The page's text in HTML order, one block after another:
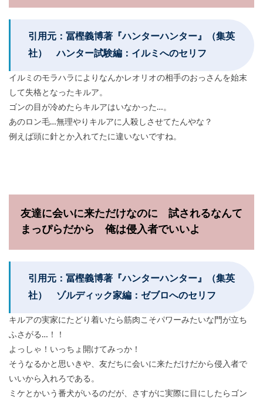
引用元：冨樫義博著『ハンターハンター』（集英
社） ハンター試験編：イルミへのセリフ
イルミのモラハラによりなんかレオリオの相手のおっさんを始末
して失格となったキルア。
ゴンの目が冷めたらキルアはいなかった…。
あのロン毛…無理やりキルアに人殺しさせてたんやな？
例えば頭に針とか入れてたに違いないですね。
友達に会いに来ただけなのに 試されるなんて
まっぴらだから 俺は侵入者でいいよ
引用元：冨樫義博著『ハンターハンター』（集英
社） ゾルディック家編：ゼブロへのセリフ
キルアの実家にたどり着いたら筋肉こそパワーみたいな門が立ち
ふさがる…！！
よっしゃ！いっちょ開けてみっか！
そうなるかと思いきや、友だちに会いに来ただけだから侵入者で
いいから入れろである。
ミケとかいう番犬がいるのだが、さすがに実際に目にしたらゴン